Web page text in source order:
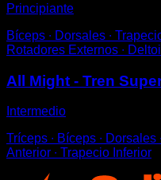
Principiante
Bíceps ∙ Dorsales ∙
Rotadores Externos ∙
All Might - Tren
Intermedio
Tríceps ∙ Bíceps ∙
Anterior ∙ Trapecio Inferior